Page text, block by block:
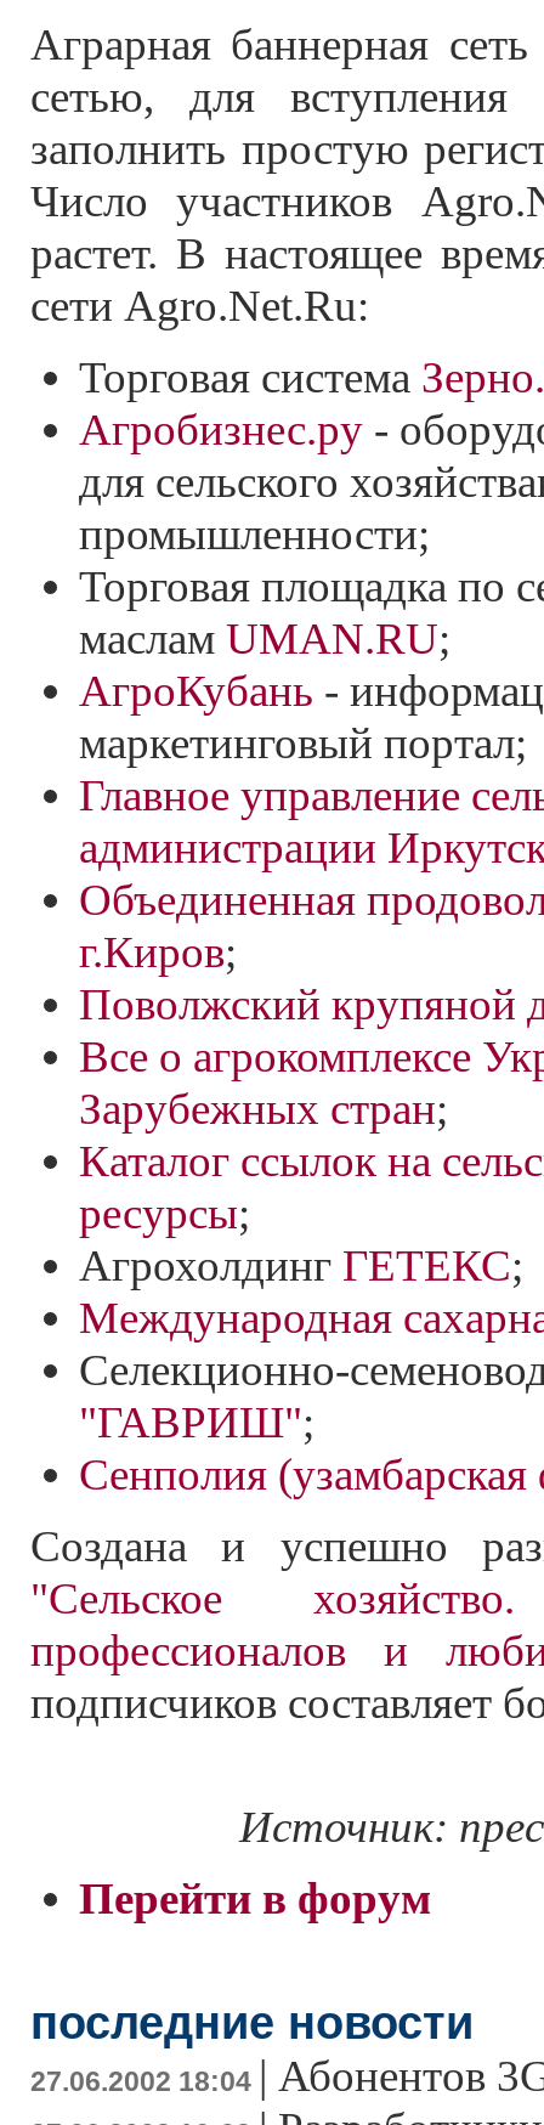
Аграрная баннерная
сетью, для вступления
заполнить простую
Число участников
растет. В настоящее
сети Agro.Net.Ru:
Торговая система
Агробизнес.ру -
для сельского
промышленности;
Торговая площадка по
маслам UMAN.RU;
АгроКубань -
маркетинговый портал;
Главное управление
администрации
Объединенная
г.Киров;
Поволжский крупяной
Все о агрокомплексе
Зарубежных стран;
Каталог ссылок на
ресурсы;
Агрохолдинг ГЕТЕКС;
Международная
Селекционно-
"ГАВРИШ";
Сенполия (узамбарская
Создана и успешно
"Сельское
профессионалов и
подписчиков составляет
Источник:
Перейти в форум
последние новости
27.06.2002 18:04 | Абонентов